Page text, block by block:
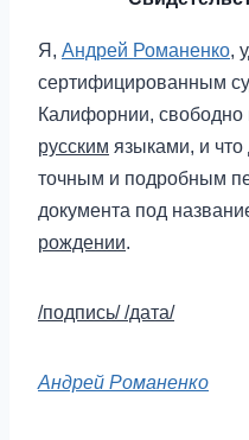
Я, Андрей Романенко,
сертифицированным
Калифорнии, свободно
русским языками, и
точным и подробным
документа под
рождении.
/подпись//дата/
Андрей Романенко